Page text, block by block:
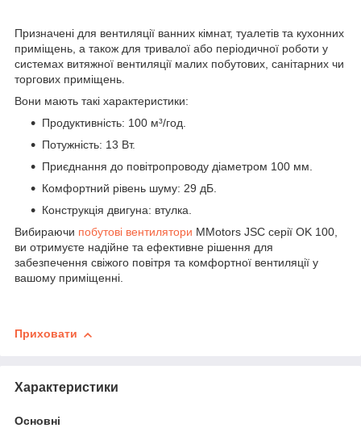
Призначені для вентиляції ванних кімнат, туалетів та кухонних
приміщень, а також для тривалої або періодичної роботи у
системах витяжної вентиляції малих побутових, санітарних чи
торгових приміщень.
Вони мають такі характеристики:
Продуктивність: 100 м³/год.
Потужність: 13 Вт.
Приєднання до повітропроводу діаметром 100 мм.
Комфортний рівень шуму: 29 дБ.
Конструкція двигуна: втулка.
Вибираючи побутові вентилятори MMotors JSC серії OK 100,
ви отримуєте надійне та ефективне рішення для
забезпечення свіжого повітря та комфортної вентиляції у
вашому приміщенні.
Приховати
Характеристики
Основні